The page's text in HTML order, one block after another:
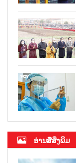
ອ່ານສື່ສິ່ງພິມ